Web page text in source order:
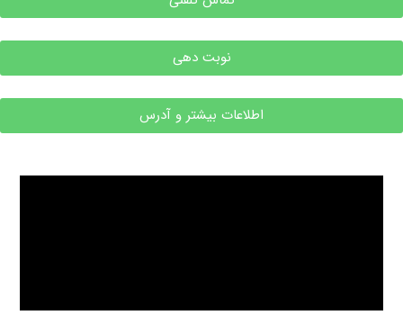
نوبت دهی
اطلاعات بیشتر و آدرس